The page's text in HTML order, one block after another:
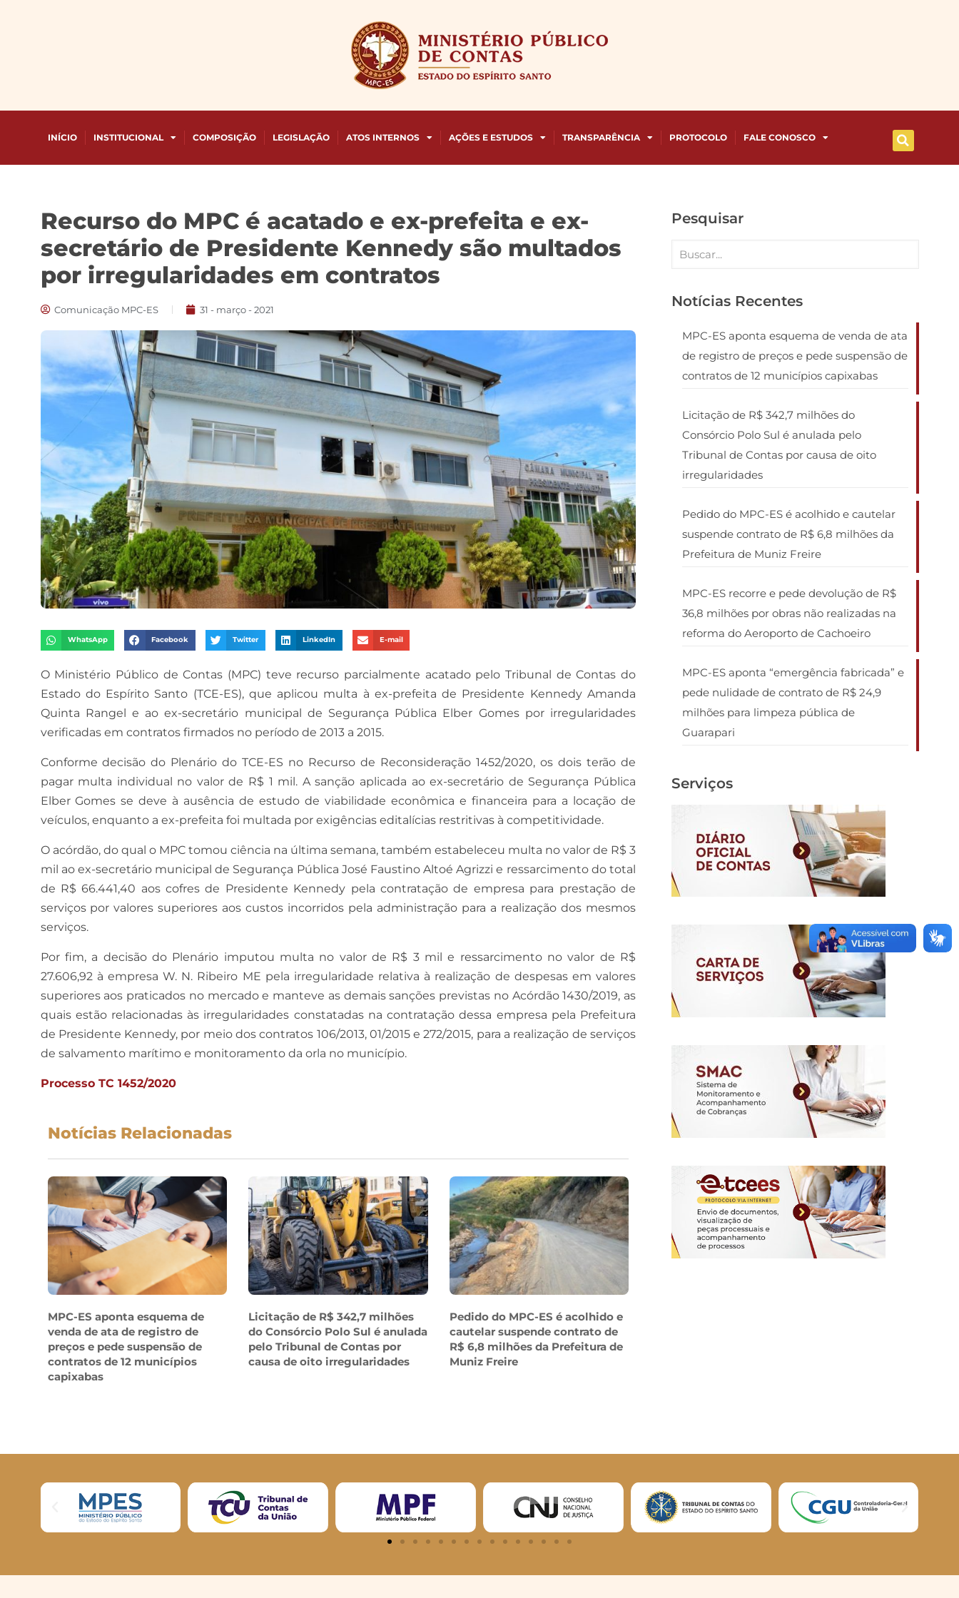
INÍCIO INSTITUCIONAL COMPOSIÇÃO LEGISLAÇÃO ATOS INTERNOS AÇÕES E ESTUDOS TRANSPARÊNCIA PROTOCOLO FALE CONOSCO
Recurso do MPC é acatado e ex-prefeita e ex-
secretário de Presidente Kennedy são multados
por irregularidades em contratos
Comunicação MPC-ES 31 - março - 2021
WhatsApp Facebook Twitter LinkedIn E-mail
O Ministério Público de Contas (MPC) teve recurso parcialmente acatado pelo Tribunal de Contas do
Estado do Espírito Santo (TCE-ES), que aplicou multa à ex-prefeita de Presidente Kennedy Amanda
Quinta Rangel e ao ex-secretário municipal de Segurança Pública Elber Gomes por irregularidades
verificadas em contratos firmados no período de 2013 a 2015.
Conforme decisão do Plenário do TCE-ES no Recurso de Reconsideração 1452/2020, os dois terão de
pagar multa individual no valor de R$ 1 mil. A sanção aplicada ao ex-secretário de Segurança Pública
Elber Gomes se deve à ausência de estudo de viabilidade econômica e financeira para a locação de
veículos, enquanto a ex-prefeita foi multada por exigências editalícias restritivas à competitividade.
O acórdão, do qual o MPC tomou ciência na última semana, também estabeleceu multa no valor de R$ 3
mil ao ex-secretário municipal de Segurança Pública José Faustino Altoé Agrizzi e ressarcimento do total
de R$ 66.441,40 aos cofres de Presidente Kennedy pela contratação de empresa para prestação de
serviços por valores superiores aos custos incorridos pela administração para a realização dos mesmos
serviços.
Por fim, a decisão do Plenário imputou multa no valor de R$ 3 mil e ressarcimento no valor de R$
27.606,92 à empresa W. N. Ribeiro ME pela irregularidade relativa à realização de despesas em valores
superiores aos praticados no mercado e manteve as demais sanções previstas no Acórdão 1430/2019, as
quais estão relacionadas às irregularidades constatadas na contratação dessa empresa pela Prefeitura
de Presidente Kennedy, por meio dos contratos 106/2013, 01/2015 e 272/2015, para a realização de serviços
de salvamento marítimo e monitoramento da orla no município.
Processo TC 1452/2020
Notícias Relacionadas
MPC-ES aponta esquema de
venda de ata de registro de
preços e pede suspensão de
contratos de 12 municípios
capixabas
Licitação de R$ 342,7 milhões
do Consórcio Polo Sul é anulada
pelo Tribunal de Contas por
causa de oito irregularidades
Pedido do MPC-ES é acolhido e
cautelar suspende contrato de
R$ 6,8 milhões da Prefeitura de
Muniz Freire
Pesquisar
Notícias Recentes
MPC-ES aponta esquema de venda de ata
de registro de preços e pede suspensão de
contratos de 12 municípios capixabas
Licitação de R$ 342,7 milhões do
Consórcio Polo Sul é anulada pelo
Tribunal de Contas por causa de oito
irregularidades
Pedido do MPC-ES é acolhido e cautelar
suspende contrato de R$ 6,8 milhões da
Prefeitura de Muniz Freire
MPC-ES recorre e pede devolução de R$
36,8 milhões por obras não realizadas na
reforma do Aeroporto de Cachoeiro
MPC-ES aponta “emergência fabricada” e
pede nulidade de contrato de R$ 24,9
milhões para limpeza pública de
Guarapari
Serviços